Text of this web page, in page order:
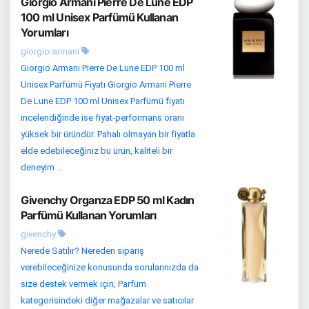
100 ml Unisex Parfümü Kullanan
Yorumları
giorgio-armani
Giorgio Armani Pierre De Lune EDP 100 ml
Unisex Parfümü Fiyatı Giorgio Armani Pierre
De Lune EDP 100 ml Unisex Parfümü fiyatı
incelendiğinde ise fiyat-performans oranı
yüksek bir üründür. Pahalı olmayan bir fiyatla
elde edebileceğiniz bu ürün, kaliteli bir
deneyim ...
Givenchy Organza EDP 50 ml Kadın
Parfümü Kullanan Yorumları
givenchy
Nerede Satılır? Nereden sipariş
verebileceğinize konusunda sorularınızda da
size destek vermek için, Parfüm
kategorisindeki diğer mağazalar ve satıcılar